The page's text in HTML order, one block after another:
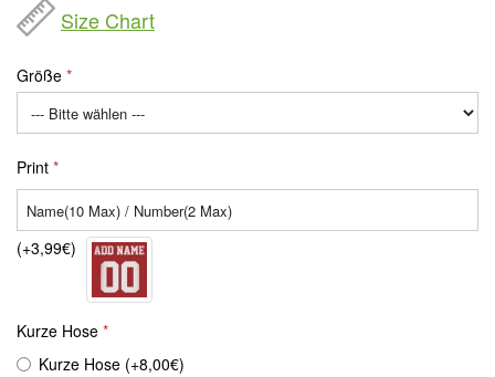
Size Chart
Größe
Print
(+3,99€)
Kurze Hose
Kurze Hose (+8,00€)